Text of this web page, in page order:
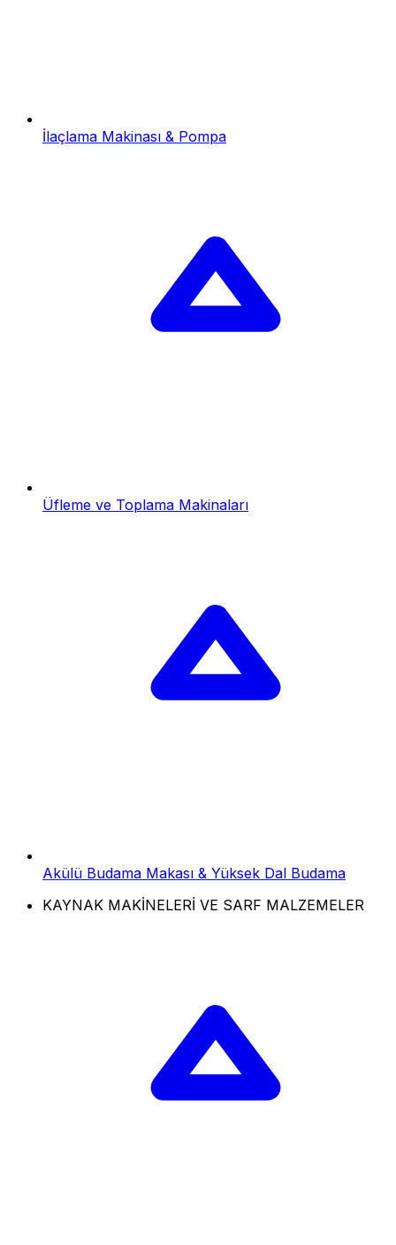
İlaçlama Makinası & Pompa
Üfleme ve Toplama Makinaları
Akülü Budama Makası & Yüksek Dal Budama
KAYNAK MAKİNELERİ VE SARF MALZEMELER